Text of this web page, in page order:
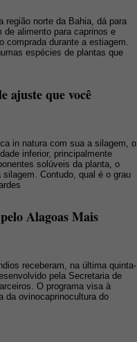
região norte da Bahia, dá para
de alimento para caprinos e
comprada durante a estiagem.
espécies de plantas que
ajuste que você
in natura com sua a silagem, o
inferior, principalmente
solúveis da planta, o
Contudo, qual é o grau
Alagoas Mais
receberam, na última quinta-
pela Secretaria de
O programa visa à
da ovinocaprinocultura do